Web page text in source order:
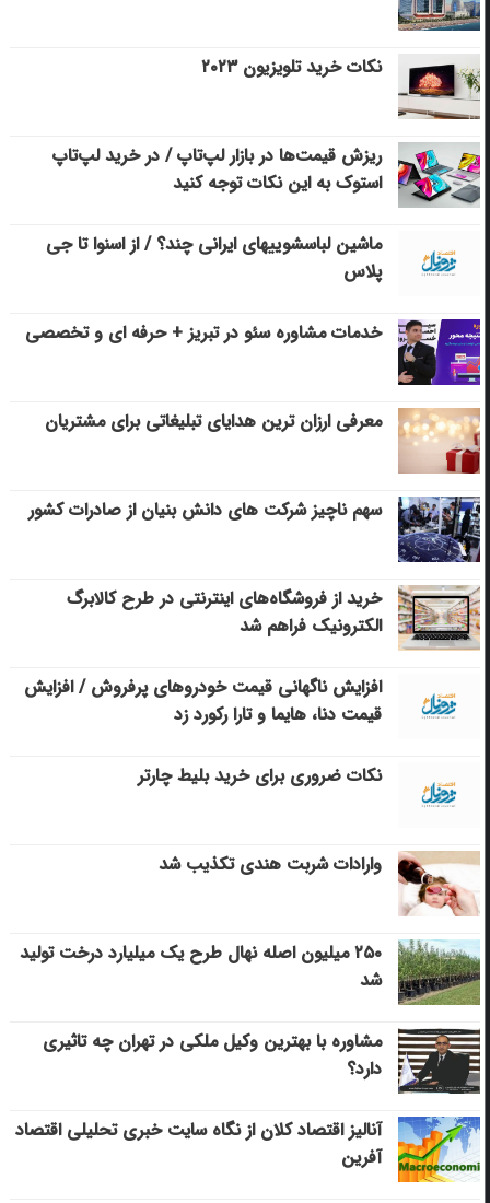
نکات خرید تلویزیون ۲۰۲۳
ریزش قیمت‌ها در بازار لپ‌تاپ / در خرید لپ‌تاپ
استوک به این نکات توجه کنید
ماشین لباسشویی‎های ایرانی چند؟ / از اسنوا تا جی
پلاس
خدمات مشاوره سئو در تبریز + حرفه ای و تخصصی
معرفی ارزان ترین هدایای تبلیغاتی برای مشتریان
سهم ناچیز شرکت های دانش بنیان از صادرات کشور
خرید از فروشگاه‌های اینترنتی در طرح کالابرگ
الکترونیک فراهم شد
افزایش ناگهانی قیمت خودروهای پرفروش / افزایش
قیمت دنا، هایما و تارا رکورد زد
نکات ضروری برای خرید بلیط چارتر
وارادات شربت هندی تکذیب شد
۲۵۰ میلیون اصله نهال طرح یک میلیارد درخت تولید
شد
مشاوره با بهترین وکیل ملکی در تهران چه تاثیری
دارد؟
آنالیز اقتصاد کلان از نگاه سایت خبری تحلیلی اقتصاد
آفرین